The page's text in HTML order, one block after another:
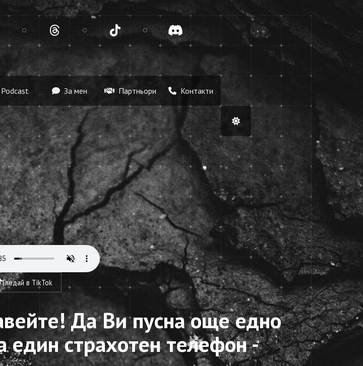
Twitter Threads Tiktok Discord
Podcast За мен Партньори Контакти
Гледай в TikTok
Да Ви пусна още едно
един страхотен телефон -